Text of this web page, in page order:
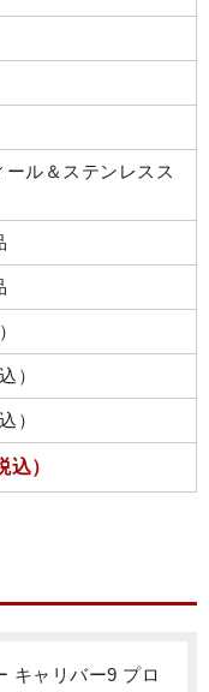
ール＆ステンレスス
）
）
）
キャリバー9 プロ